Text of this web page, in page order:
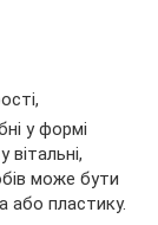
у формі
може бути
або пластику.